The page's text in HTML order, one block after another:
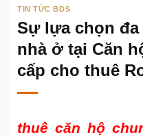
TIN TỨC BDS
Sự lựa chọn
nhà ở tại Căn
cấp cho thuê
thuê căn hộ